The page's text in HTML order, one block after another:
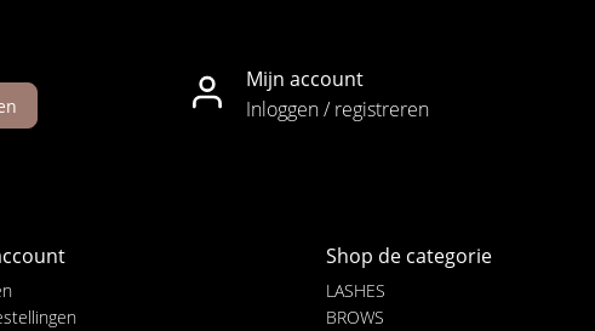
Mijn account
Inloggen / registreren
Shop de categorie
LASHES
BROWS